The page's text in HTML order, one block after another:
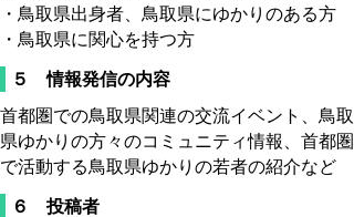
・鳥取県出身者、鳥取県にゆかりのある方
・鳥取県に関心を持つ方
５ 情報発信の内容
首都圏での鳥取県関連の交流イベント、鳥取
県ゆかりの方々のコミュニティ情報、首都圏
で活動する鳥取県ゆかりの若者の紹介など
６ 投稿者